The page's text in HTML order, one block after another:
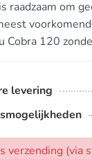
raadzaam om
Cobra 120
levering
verzending (via